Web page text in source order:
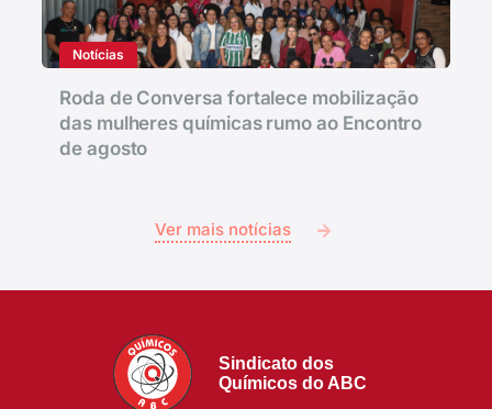
Notícias
Roda de Conversa fortalece mobilização
das mulheres químicas rumo ao Encontro
de agosto
Ver mais notícias
Sindicato dos
Químicos do ABC